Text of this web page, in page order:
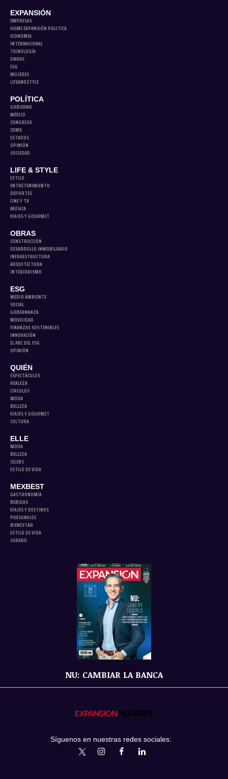
EXPANSIÓN
EMPRESAS
HOME EXPANSIÓN POLITICA
ECONOMÍA
INTERNACIONAL
TECNOLOGÍA
OBRAS
ESG
MUJERES
LIFEANDSTYLE
POLÍTICA
GOBIERNO
MÉXICO
CONGRESO
CDMX
ESTADOS
OPINIÓN
SOCIEDAD
LIFE & STYLE
ESTILO
ENTRETENIMIENTO
DEPORTES
CINE Y TV
MÚSICA
VIAJES Y GOURMET
OBRAS
CONSTRUCCIÓN
DESARROLLO INMOBILIARIO
INFRAESTRUCTURA
ARQUITECTURA
INTERIORISMO
ESG
MEDIO AMBIENTE
SOCIAL
GOBERNANZA
MOVILIDAD
FINANZAS SOSTENIBLES
INNOVACIÓN
EL ABC DEL ESG
OPINIÓN
QUIÉN
ESPECTÁCULOS
REALEZA
CÍRCULOS
MODA
BELLEZA
VIAJES Y GOURMET
CULTURA
ELLE
MODA
BELLEZA
CELEBS
ESTILO DE VIDA
MEXBEST
GASTRONOMÍA
BEBIDAS
VIAJES Y DESTINOS
PERSONAJES
BIENESTAR
ESTILO DE VIDA
JURADO
NU: CAMBIAR LA BANCA
Síguenos en nuestras redes sociales:
expansionmxExpansionMex